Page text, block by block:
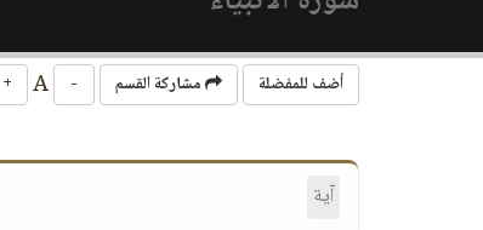
أضف للمفضلة مشاركة القسم -
+
آية